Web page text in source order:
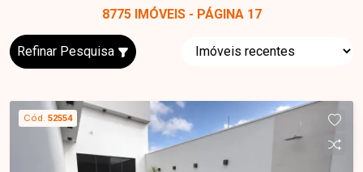
8775 IMÓVEIS - PÁGINA 17
Refinar Pesquisa
Cód. 52554